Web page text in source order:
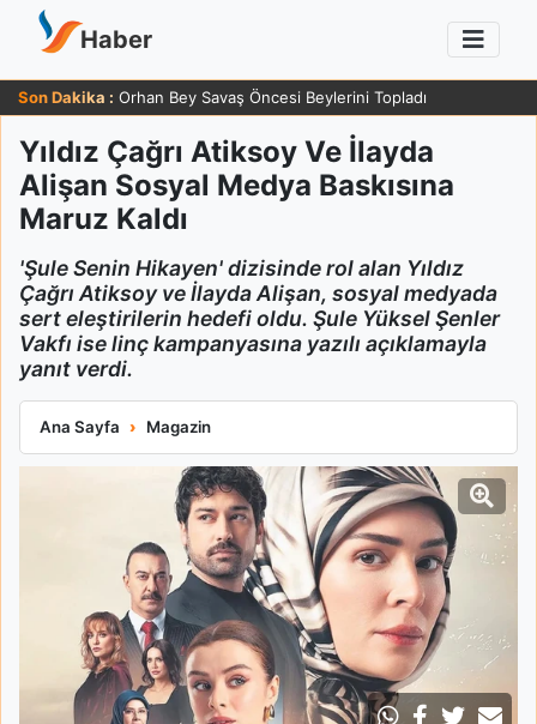
Haber
Son Dakika : Orhan Bey Savaş Öncesi Beylerini Topladı
Yıldız Çağrı Atiksoy Ve İlayda
Alişan Sosyal Medya Baskısına
Maruz Kaldı
'Şule Senin Hikayen' dizisinde rol alan Yıldız
Çağrı Atiksoy ve İlayda Alişan, sosyal medyada
sert eleştirilerin hedefi oldu. Şule Yüksel Şenler
Vakfı ise linç kampanyasına yazılı açıklamayla
yanıt verdi.
Ana Sayfa Magazin
Yıldız Çağrı Atiksoy Ve İlayda Alişan Sosyal Medya Baskısına